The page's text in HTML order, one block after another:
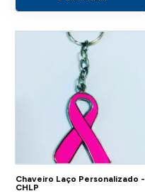
Chaveiro Laço Personalizado -
CHLP